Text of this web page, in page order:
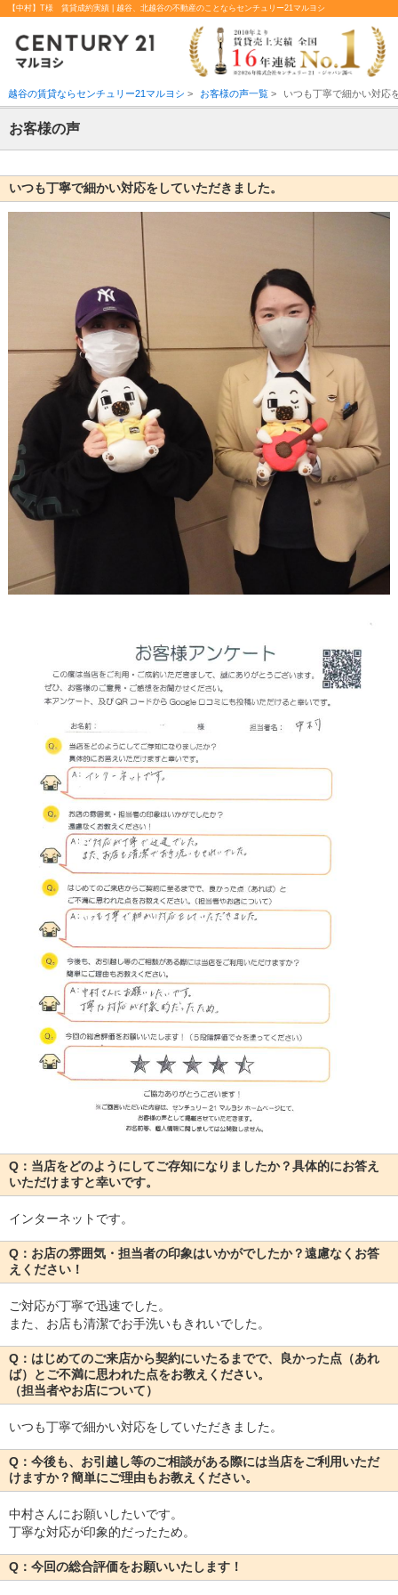
【中村】T様 賃貸成約実績 | 越谷、北越谷の不動産のことならセンチュリー21マルヨシ
越谷の賃貸ならセンチュリー21マルヨシ > お客様の声一覧> いつも丁寧で細かい対応
お客様の声
いつも丁寧で細かい対応をしていただきました。
Q：当店をどのようにしてご存知になりましたか？具体的にお答え
いただけますと幸いです。
インターネットです。
Q：お店の雰囲気・担当者の印象はいかがでしたか？遠慮なくお答
えください！
ご対応が丁寧で迅速でした。
また、お店も清潔でお手洗いもきれいでした。
Q：はじめてのご来店から契約にいたるまでで、良かった点（あれ
ば）とご不満に思われた点をお教えください。
（担当者やお店について）
いつも丁寧で細かい対応をしていただきました。
Q：今後も、お引越し等のご相談がある際には当店をご利用いただ
けますか？簡単にご理由もお教えください。
中村さんにお願いしたいです。
丁寧な対応が印象的だったため。
Q：今回の総合評価をお願いいたします！